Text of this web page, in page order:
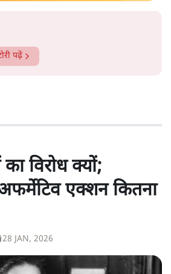
पढ़ें
विरोध क्यों;
एक्शन कितना
28 JAN, 2026